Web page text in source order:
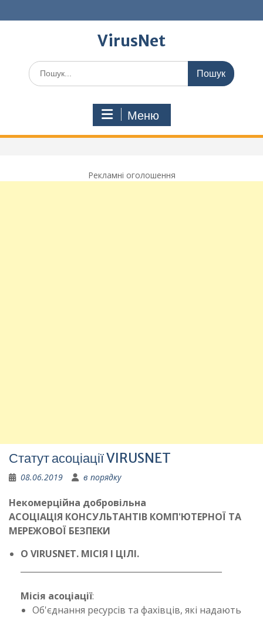
до
VirusNet
Шукати:
Меню
Рекламні оголошення
Статут асоціації VIRUSNET
08.06.2019 в порядку
Некомерційна добровільна
АСОЦІАЦІЯ КОНСУЛЬТАНТІВ КОМП'ЮТЕРНОЇ ТА
МЕРЕЖОВОЇ БЕЗПЕКИ
О VIRUSNET. МІСІЯ І ЦІЛІ.
Місія асоціації:
Об'єднання ресурсів та фахівців, які надають